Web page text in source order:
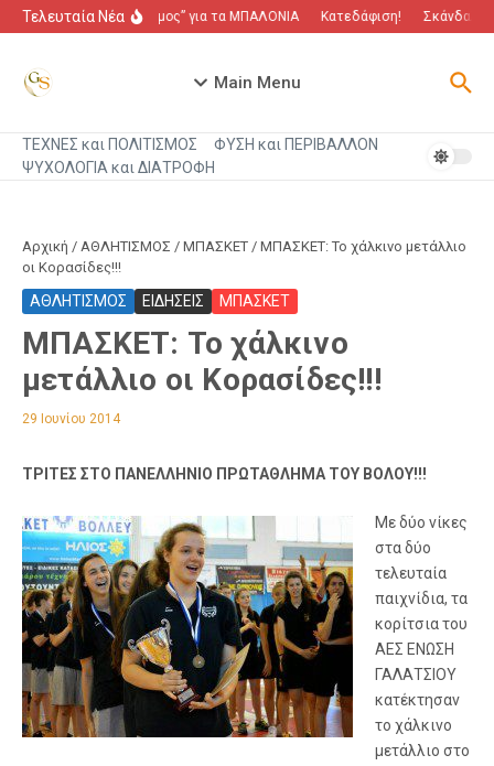
Μετάβαση στο περιεχόμενο
Τελευταία Νέα“Πόλεμος” για τα ΜΠΑΛΟΝΙΑ Κατεδάφιση! Σκάνδαλο
Main Menu
ΤΕΧΝΕΣ και ΠΟΛΙΤΙΣΜΟΣ
ΦΥΣΗ και ΠΕΡΙΒΑΛΛΟΝ
ΨΥΧΟΛΟΓΙΑ και ΔΙΑΤΡΟΦΗ
Αρχική / ΑΘΛΗΤΙΣΜΟΣ / ΜΠΑΣΚΕΤ / ΜΠΑΣΚΕΤ: Το χάλκινο μετάλλιο
οι Κορασίδες!!!
ΑΘΛΗΤΙΣΜΟΣ ΕΙΔΗΣΕΙΣ ΜΠΑΣΚΕΤ
ΜΠΑΣΚΕΤ: Το χάλκινο
μετάλλιο οι Κορασίδες!!!
29 Ιουνίου 2014
ΤΡΙΤΕΣ ΣΤΟ ΠΑΝΕΛΛΗΝΙΟ ΠΡΩΤΑΘΛΗΜΑ ΤΟΥ ΒΟΛΟΥ!!!
Με δύο νίκες
στα δύο
τελευταία
παιχνίδια, τα
κορίτσια του
ΑΕΣ ΕΝΩΣΗ
ΓΑΛΑΤΣΙΟΥ
κατέκτησαν
το χάλκινο
μετάλλιο στο